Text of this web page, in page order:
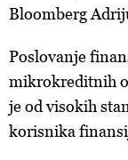
Bloomberg
Poslovanje
mikrokreditnih
je od visokih
korisnika